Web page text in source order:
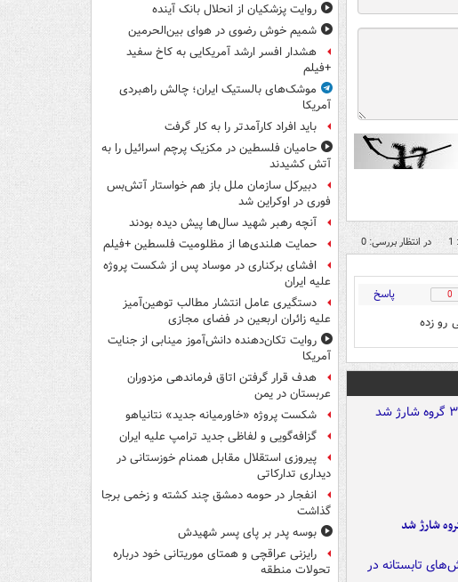
در انتظار بررسی: 0
0 پاسخ
رو زده
روایت پزشکیان از انحلال بانک آینده
شمیم خوش رضوی در هوای بین‌الحرمین
هشدار افسر ارشد آمریکایی به کاخ سفید
+فیلم
موشک‌های بالستیک ایران؛ چالش راهبردی
آمریکا
باید افراد کارآمدتر را به کار گرفت
حامیان فلسطین در مکزیک پرچم اسرائیل را به
آتش کشیدند
دبیرکل سازمان ملل باز هم خواستار آتش‌بس
فوری در اوکراین شد
آنچه رهبر شهید سال‌ها پیش دیده بودند
حمایت هلندی‌ها از مظلومیت فلسطین +فیلم
افشای برکناری در موساد پس از شکست پروژه
علیه ایران
دستگیری عامل انتشار مطالب توهین‌آمیز
علیه زائران اربعین در فضای مجازی
روایت تکان‌دهنده دانش‌آموز مینابی از جنایت
آمریکا
هدف قرار گرفتن اتاق‌ فرماندهی مزدوران
عربستان در یمن
شکست پروژه «خاورمیانه جدید» نتانیاهو
گزافه‌گویی و لفاظی جدید ترامپ علیه ایران
پیروزی استقلال مقابل همنام خوزستانی در
دیداری تدارکاتی
انفجار در حومه دمشق چند کشته و زخمی برجا
گذاشت
بوسه‌ پدر بر پای پسر شهیدش
رایزنی عراقچی و همتای موریتانی خود درباره
تحولات منطقه